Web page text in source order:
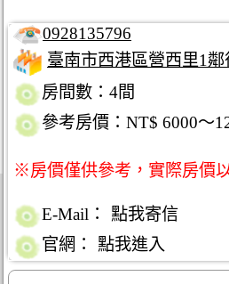
0928135796
臺南市西港區營西里1鄰
房間數：4間
參考房價：NT$ 6000～
※房價僅供參考，實際房價
E-Mail：
點我寄信
官網：
點我進入